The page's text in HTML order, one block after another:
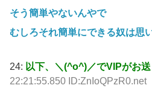
そう簡単やないんやで
むしろそれ簡単にできる奴は思
24: 以下、＼(^o^)／でVIPがお
22:21:55.850 ID:ZnIoQPzR0.net